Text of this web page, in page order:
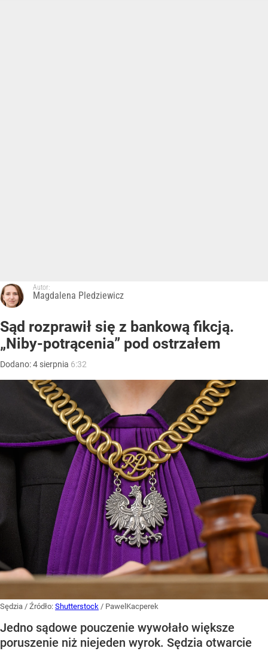
Autor:
Magdalena Pledziewicz
Sąd rozprawił się z bankową fikcją.
„Niby-potrącenia” pod ostrzałem
Dodano:4 sierpnia 6:32
Sędzia / Źródło: Shutterstock / PawelKacperek
Jedno sądowe pouczenie wywołało większe
poruszenie niż niejeden wyrok. Sędzia otwarcie